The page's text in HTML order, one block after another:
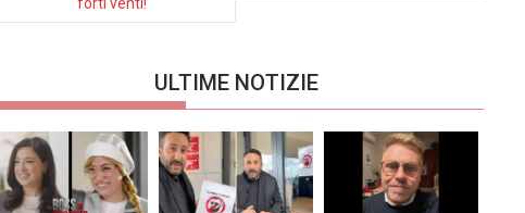
ULTIME NOTIZIE